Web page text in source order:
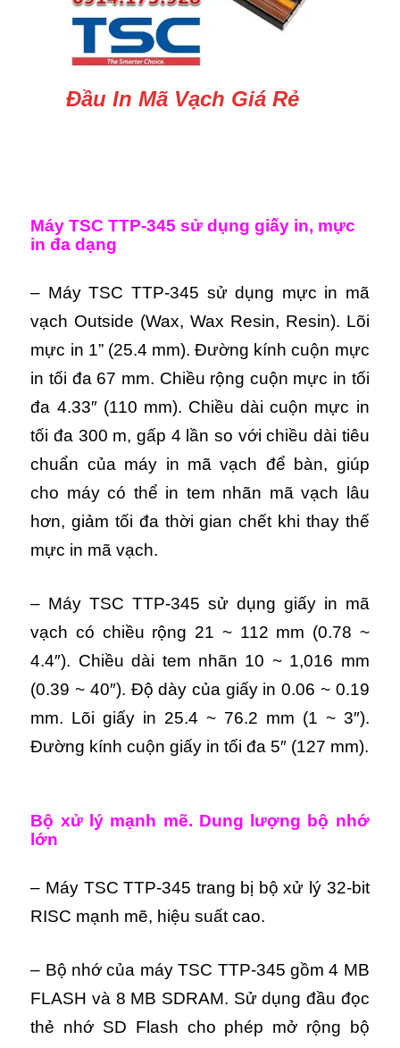
Đầu In Mã Vạch Giá Rẻ
Máy TSC TTP-345 sử dụng giấy in, mực
in đa dạng
– Máy TSC TTP-345 sử dụng mực in mã
vạch Outside (Wax, Wax Resin, Resin). Lõi
mực in 1” (25.4 mm). Đường kính cuộn mực
in tối đa 67 mm. Chiều rộng cuộn mực in tối
đa 4.33″ (110 mm). Chiều dài cuộn mực in
tối đa 300 m, gấp 4 lần so với chiều dài tiêu
chuẩn của máy in mã vạch để bàn, giúp
cho máy có thể in tem nhãn mã vạch lâu
hơn, giảm tối đa thời gian chết khi thay thế
mực in mã vạch.
– Máy TSC TTP-345 sử dụng giấy in mã
vạch có chiều rộng 21 ~ 112 mm (0.78 ~
4.4″). Chiều dài tem nhãn 10 ~ 1,016 mm
(0.39 ~ 40″). Độ dày của giấy in 0.06 ~ 0.19
mm. Lõi giấy in 25.4 ~ 76.2 mm (1 ~ 3″).
Đường kính cuộn giấy in tối đa 5″ (127 mm).
Bộ xử lý mạnh mẽ. Dung lượng bộ nhớ
lớn
– Máy TSC TTP-345 trang bị bộ xử lý 32-bit
RISC mạnh mẽ, hiệu suất cao.
– Bộ nhớ của máy TSC TTP-345 gồm 4 MB
FLASH và 8 MB SDRAM. Sử dụng đầu đọc
thẻ nhớ SD Flash cho phép mở rộng bộ